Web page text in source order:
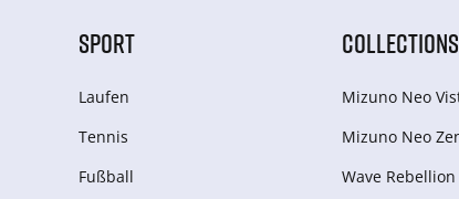
SPORT
Laufen
Tennis
Fußball
COLLECTIONS
Mizuno Neo
Mizuno Neo
Wave Rebellion